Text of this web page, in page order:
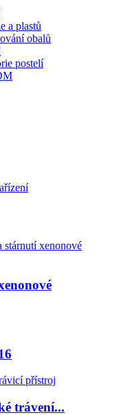
a plastů
obalů
postelí
trávení...